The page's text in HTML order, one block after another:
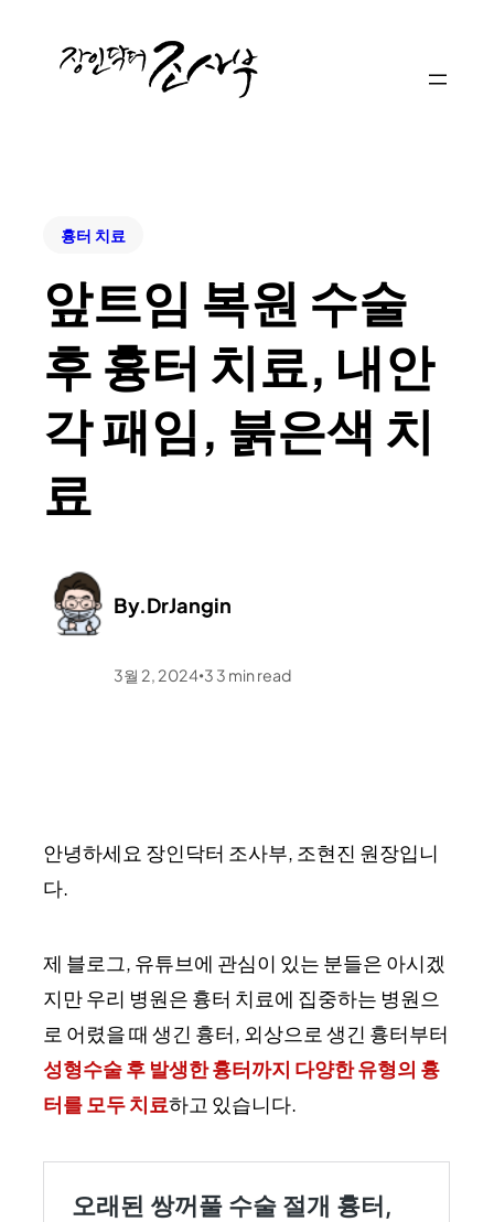
흉터 치료
앞트임 복원 수술
후 흉터 치료, 내안
각 패임, 붉은색 치
료
By.DrJangin
3월 2, 2024•3 3 min read
안녕하세요 장인닥터 조사부, 조현진 원장입니
다.
제 블로그, 유튜브에 관심이 있는 분들은 아시겠
지만 우리 병원은 흉터 치료에 집중하는 병원으
로 어렸을 때 생긴 흉터, 외상으로 생긴 흉터부터
성형수술 후 발생한 흉터까지 다양한 유형의 흉
터를 모두 치료하고 있습니다.